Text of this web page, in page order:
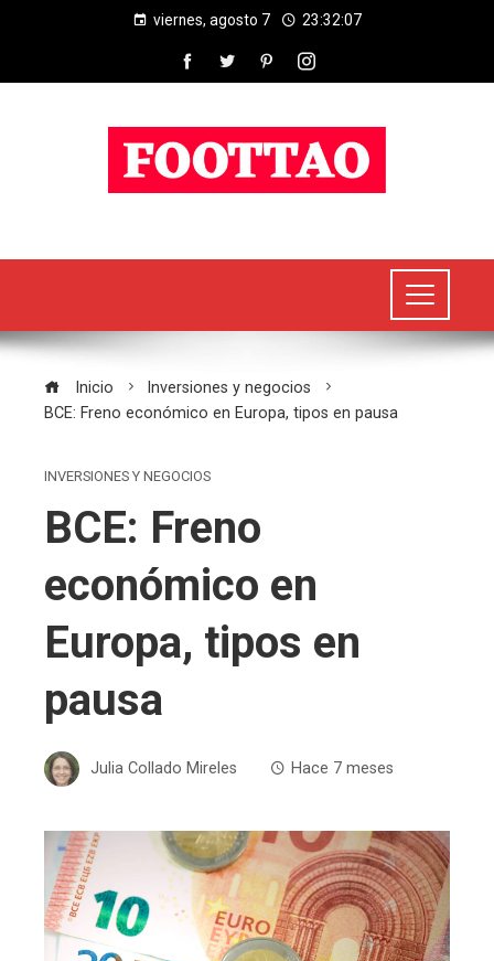
viernes, agosto 7 23:32:08
Inicio
Inversiones y negocios
BCE: Freno económico en Europa, tipos en pausa
INVERSIONES Y NEGOCIOS
BCE: Freno
económico en
Europa, tipos en
pausa
Julia Collado Mireles Hace 7 meses